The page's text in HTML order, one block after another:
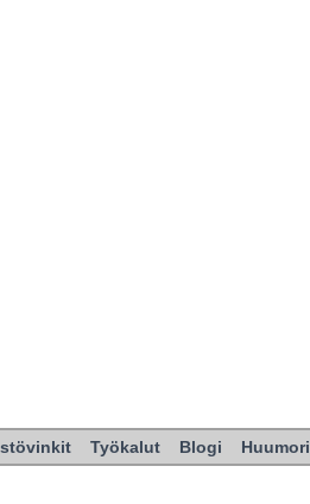
Työkalut Blogi Huumori